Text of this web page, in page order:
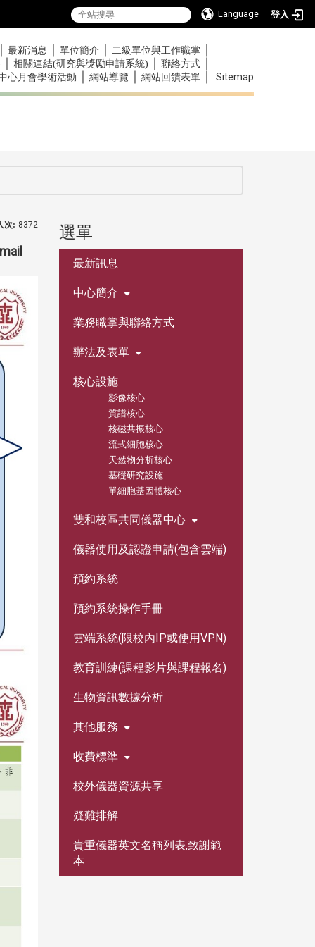
Language 登入
最新消息 單位簡介 二級單位與工作職掌
相關連結(研究與獎勵申請系統) 聯絡方式
心月會學術活動 網站導覽 網站回饋表單 Sitemap
次: 8372 選單
最新訊息
中心簡介
業務職掌與聯絡方式
辦法及表單
核心設施
影像核心
質譜核心
核磁共振核心
流式細胞核心
天然物分析核心
基礎研究設施
單細胞基因體核心
雙和校區共同儀器中心
儀器使用及認證申請(包含雲端)
預約系統
預約系統操作手冊
雲端系統(限校內IP或使用VPN)
教育訓練(課程影片與課程報名)
生物資訊數據分析
其他服務
收費標準
校外儀器資源共享
疑難排解
貴重儀器英文名稱列表,致謝範
本